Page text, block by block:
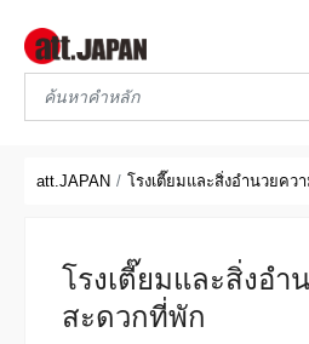
Translations title cont
att.JAPAN โรงเตี๊ยมและสิ่งอำนวยคว
โรงเตี๊ยมและสิ่งอำ
สะดวกที่พัก